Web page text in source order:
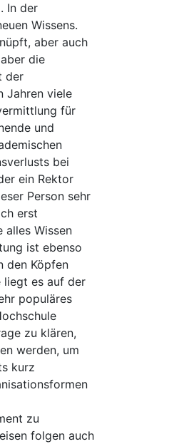
In der
Wissens.
aber auch
die
der
Jahren viele
für
und
bei
ein Rektor
Person sehr
erst
Wissen
ist ebenso
den Köpfen
liegt es auf der
populäres
zu klären,
werden, um
kurz
zu
folgen auch